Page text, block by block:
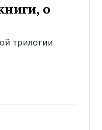
о
трилогии